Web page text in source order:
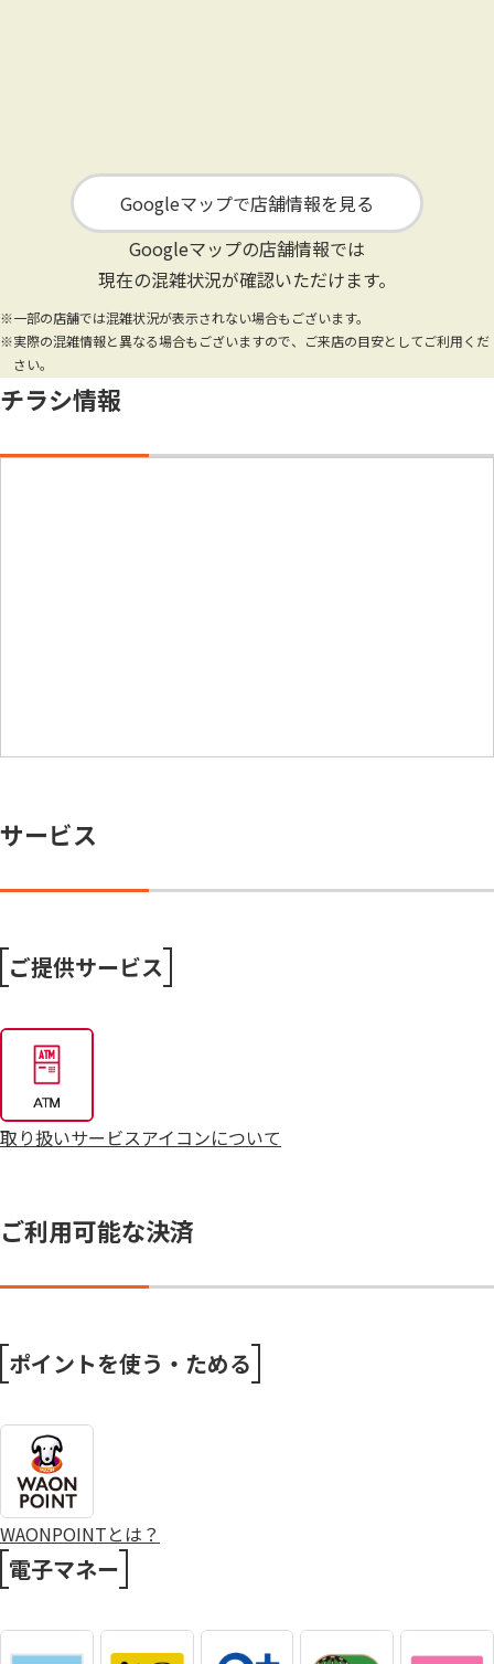
Googleマップで店舗情報を見る
Googleマップの店舗情報では
現在の混雑状況が確認いただけます。
※一部の店舗では混雑状況が表示されない場合もございます。
※実際の混雑情報と異なる場合もございますので、ご来店の目安としてご利用くだ
さい。
チラシ情報
サービス
ご提供サービス
取り扱いサービスアイコンについて
ご利用可能な決済
ポイントを使う・ためる
WAONPOINTとは？
電子マネー